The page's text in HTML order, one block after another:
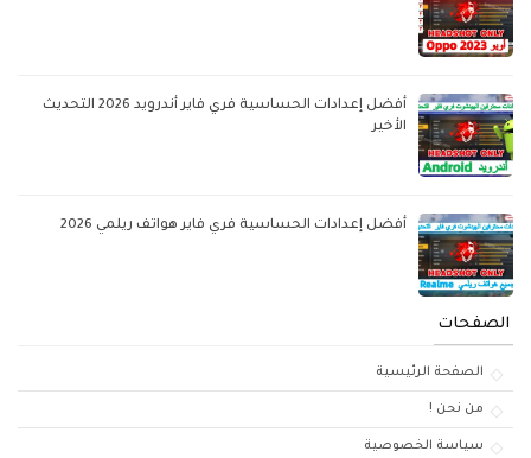
أفضل إعدادات الحساسية فري فاير أندرويد 2026 التحديث
الأخير
أفضل إعدادات الحساسية فري فاير هواتف ريلمي 2026
الصفحات
الصفحة الرئيسية
من نحن !
سياسة الخصوصية